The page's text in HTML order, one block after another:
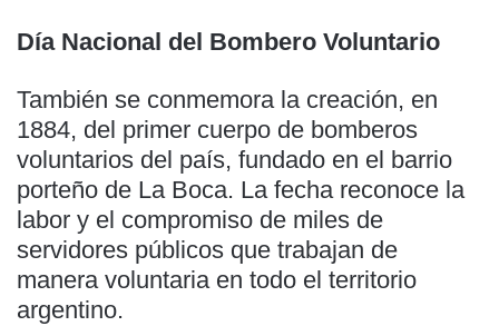
Día Nacional del Bombero Voluntario
También se conmemora la creación, en
1884, del primer cuerpo de bomberos
voluntarios del país, fundado en el barrio
porteño de La Boca. La fecha reconoce la
labor y el compromiso de miles de
servidores públicos que trabajan de
manera voluntaria en todo el territorio
argentino.